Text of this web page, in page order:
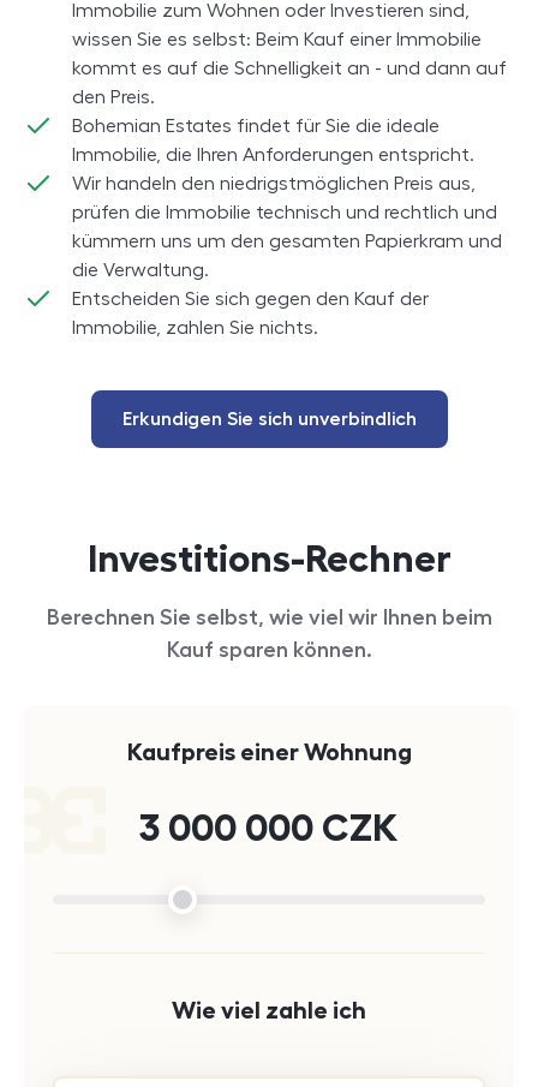
Immobilie zum Wohnen oder Investieren sind,
wissen Sie es selbst: Beim Kauf einer Immobilie
kommt es auf die Schnelligkeit an - und dann auf
den Preis.
Bohemian Estates findet für Sie die ideale
Immobilie, die Ihren Anforderungen entspricht.
Wir handeln den niedrigstmöglichen Preis aus,
prüfen die Immobilie technisch und rechtlich und
kümmern uns um den gesamten Papierkram und
die Verwaltung.
Entscheiden Sie sich gegen den Kauf der
Immobilie, zahlen Sie nichts.
Erkundigen Sie sich unverbindlich
Investitions-Rechner
Berechnen Sie selbst, wie viel wir Ihnen beim
Kauf sparen können.
Kaufpreis einer Wohnung
3 000 000 CZK
Wie viel zahle ich